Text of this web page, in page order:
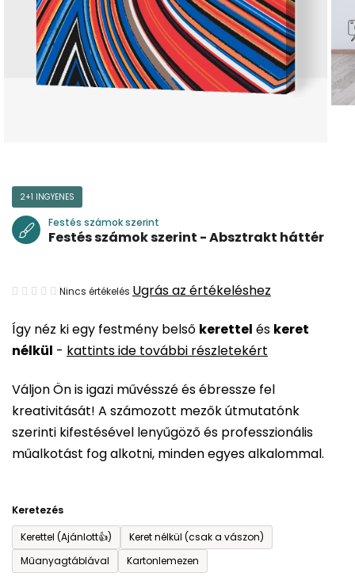
Így néz ki egy festmény belső kerettel és keret
nélkül - kattints ide további részletekért
Váljon Ön is igazi művésszé és ébressze fel
kreativitását! A számozott mezők útmutatónk
szerinti kifestésével lenyűgöző és professzionális
műalkotást fog alkotni, minden egyes alkalommal.
Keretezés
Kerettel (Ajánlott👍)
Keret nélkül (csak a vászon)
Műanyagtáblával
Kartonlemezen
2+1 INGYENES
Festés számok szerint
Festés számok szerint - Absztrakt háttér
A
átlagos
értékelése
ből
0,0
csillag.
Nincs értékelés Ugrás az értékeléshez